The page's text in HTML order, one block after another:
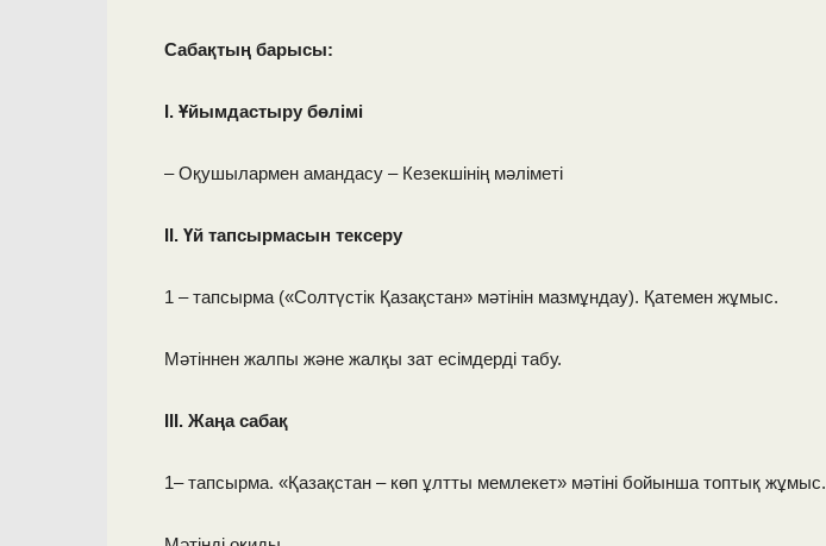
Сабақтың барысы:
І. Ұйымдастыру бөлімі
– Оқушылармен амандасу – Кезекшінің мәліметі
ІІ. Үй тапсырмасын тексеру
1 – тапсырма («Солтүстік Қазақстан» мәтінін мазмұндау). Қатемен жұмыс.
Мәтіннен жалпы және жалқы зат есімдерді табу.
ІІІ. Жаңа сабақ
1– тапсырма. «Қазақстан – көп ұлтты мемлекет» мәтіні бойынша топтық жұмыс.